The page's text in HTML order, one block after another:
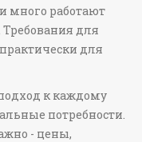
много работают
для
для
к каждому
потребности.
- цены,